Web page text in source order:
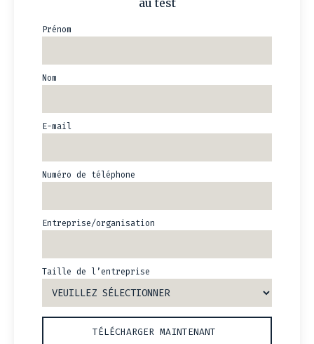
au test
Prénom
Nom
E-mail
Numéro de téléphone
Entreprise/organisation
Taille de l’entreprise